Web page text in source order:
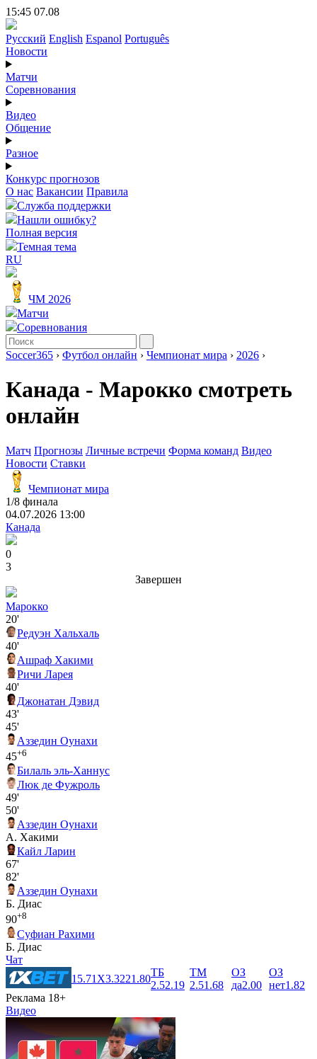
15:45 07.08
Русский English Espanol Português
Новости
Матчи
Соревнования
Видео
Общение
Разное
Конкурс прогнозов
О нас Вакансии Правила
Служба поддержки
Нашли ошибку?
Полная версия
Темная тема
RU
ЧМ 2026
Матчи
Соревнования
Soccer365 › Футбол онлайн › Чемпионат мира › 2026 ›
Канада - Марокко смотреть
онлайн
Матч Прогнозы Личные встречи Форма команд Видео
Новости Ставки
Чемпионат мира
1/8 финала
04.07.2026 13:00
Канада
0
3
Завершен
Марокко
20'
Редуэн Хальхаль
40'
Ашраф Хакими
Ричи Ларея
40'
Джонатан Дэвид
43'
45'
Аззедин Оунахи
45+6
Билаль эль-Ханнус
Люк де Фужроль
49'
50'
Аззедин Оунахи
А. Хакими
Кайл Ларин
67'
82'
Аззедин Оунахи
Б. Диас
90+8
Суфиан Рахими
Б. Диас
Чат
1 5.71 X3.3221.80
ТБ
2.52.19
ТМ
2.51.68
ОЗ
да2.00
ОЗ
нет1.82
Реклама 18+
Видео